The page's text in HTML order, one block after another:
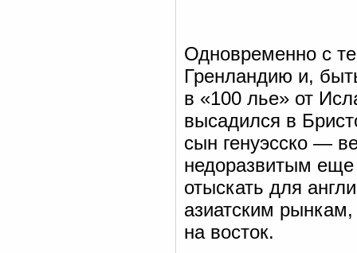
Одновременно с
Гренландию и,
в «100 лье» от
высадился в
сын генуэсско —
недоразвитым
отыскать для
азиатским
на восток.